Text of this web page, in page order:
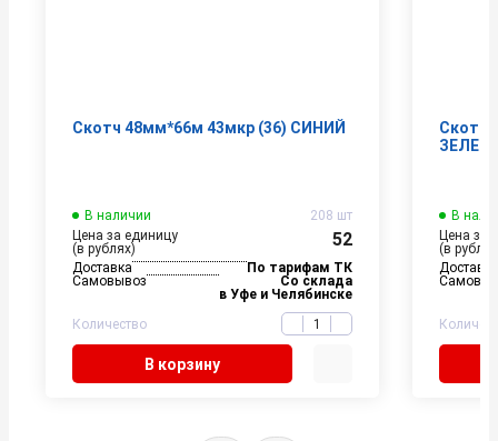
Скотч 48мм*66м 43мкр (36) СИНИЙ
В наличии
208 шт
Цена за единицу
(в рублях)
52
Доставка
По тарифам ТК
Самовывоз
Со склада
в Уфе и Челябинске
Количество
В корзину
Скотч
В
Цена за
(в
Доставка